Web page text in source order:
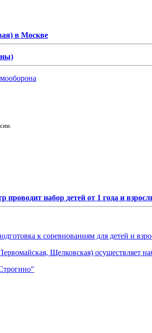
в Москве
проводит набор детей от 1 года и
к соревнованиям для детей и
Щелковская) осуществляет